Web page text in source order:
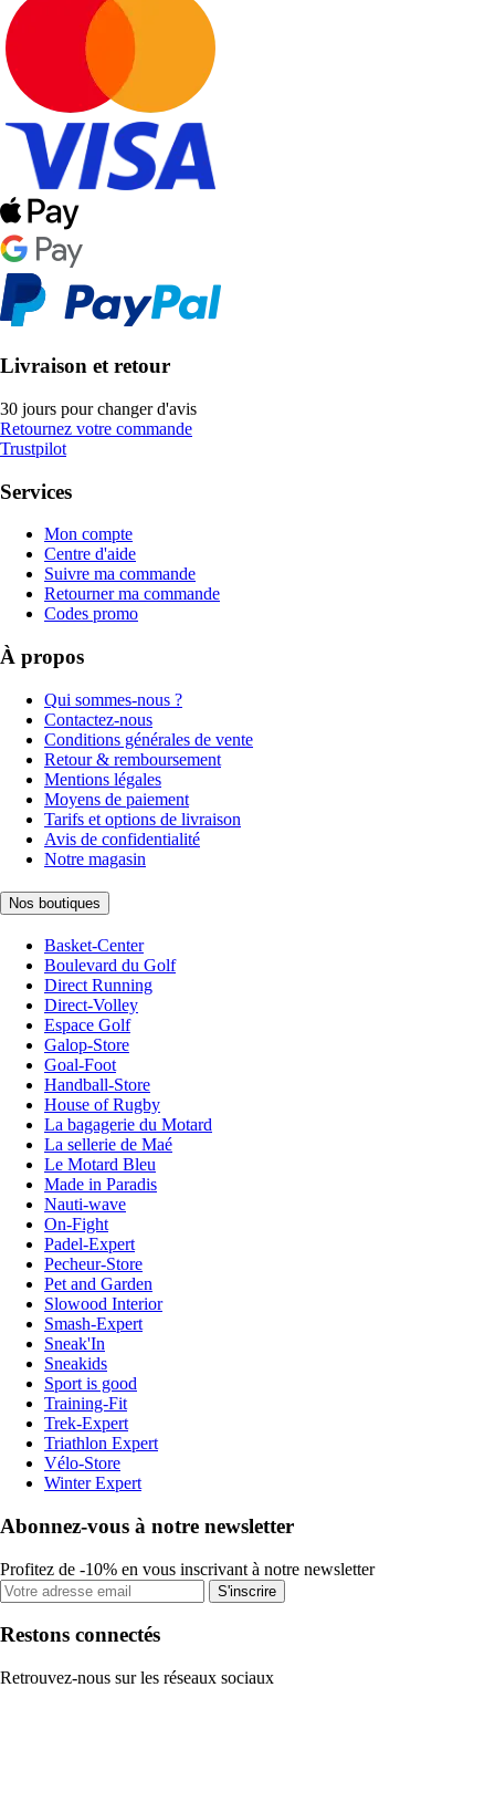
Livraison et retour
30 jours pour changer d'avis
Retournez votre commande
Trustpilot
Services
Mon compte
Centre d'aide
Suivre ma commande
Retourner ma commande
Codes promo
À propos
Qui sommes-nous ?
Contactez-nous
Conditions générales de vente
Retour & remboursement
Mentions légales
Moyens de paiement
Tarifs et options de livraison
Avis de confidentialité
Notre magasin
Nos boutiques
Basket-Center
Boulevard du Golf
Direct Running
Direct-Volley
Espace Golf
Galop-Store
Goal-Foot
Handball-Store
House of Rugby
La bagagerie du Motard
La sellerie de Maé
Le Motard Bleu
Made in Paradis
Nauti-wave
On-Fight
Padel-Expert
Pecheur-Store
Pet and Garden
Slowood Interior
Smash-Expert
Sneak'In
Sneakids
Sport is good
Training-Fit
Trek-Expert
Triathlon Expert
Vélo-Store
Winter Expert
Abonnez-vous à notre newsletter
Profitez de -10% en vous inscrivant à notre newsletter
S'inscrire
Restons connectés
Retrouvez-nous sur les réseaux sociaux